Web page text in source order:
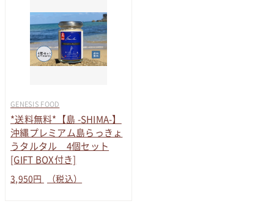
GENESIS FOOD
*送料無料*【島 -SHIMA-】
沖縄プレミアム島らっきょ
うタルタル 4個セット
[GIFT BOX付き]
3,950円 （税込）